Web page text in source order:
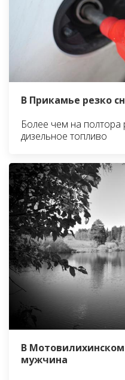
В Прикамье резко
Более чем на
дизельное топливо
В
мужчина